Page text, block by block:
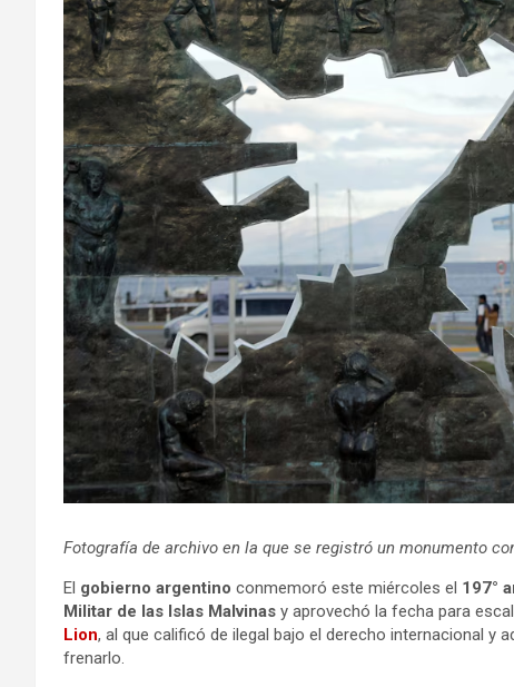
Fotografía de archivo en la que se registró un monumento
El gobierno argentino conmemoró este miércoles el 197°
Militar de las Islas Malvinas y aprovechó la fecha para
Lion, al que calificó de ilegal bajo el derecho internacional y
frenarlo.